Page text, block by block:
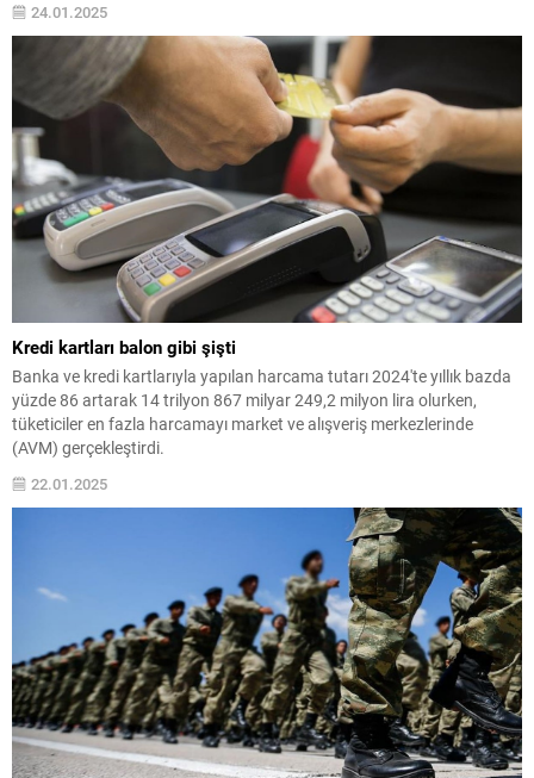
24.01.2025
Kredi kartları balon gibi şişti
Banka ve kredi kartlarıyla yapılan harcama tutarı 2024'te yıllık bazda
yüzde 86 artarak 14 trilyon 867 milyar 249,2 milyon lira olurken,
tüketiciler en fazla harcamayı market ve alışveriş merkezlerinde
(AVM) gerçekleştirdi.
22.01.2025